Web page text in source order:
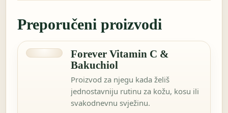
Preporučeni proizvodi
Forever Vitamin C &
Bakuchiol
Proizvod za njegu kada želiš
jednostavniju rutinu za kožu, kosu ili
svakodnevnu svježinu.